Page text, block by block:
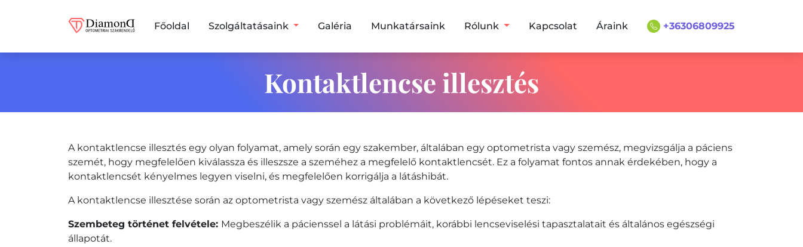
Diamond Optometria
Főoldal Szolgáltatásaink Galéria Munkatársaink Rólunk Kapcsolat Áraink +36306809925
Kontaktlencse illesztés
A kontaktlencse illesztés egy olyan folyamat, amely során egy szakember, általában egy optometrista vagy szemész, megvizsgálja a páciens
szemét, hogy megfelelően kiválassza és illeszsze a szeméhez a megfelelő kontaktlencsét. Ez a folyamat fontos annak érdekében, hogy a
kontaktlencsét kényelmes legyen viselni, és megfelelően korrigálja a látáshibát.
A kontaktlencse illesztése során az optometrista vagy szemész általában a következő lépéseket teszi:
Szembeteg történet felvétele: Megbeszélik a pácienssel a látási problémáit, korábbi lencseviselési tapasztalatait és általános egészségi
állapotát.